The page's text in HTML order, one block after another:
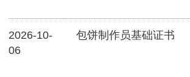
2026-10-
06
包饼制作员基础证书